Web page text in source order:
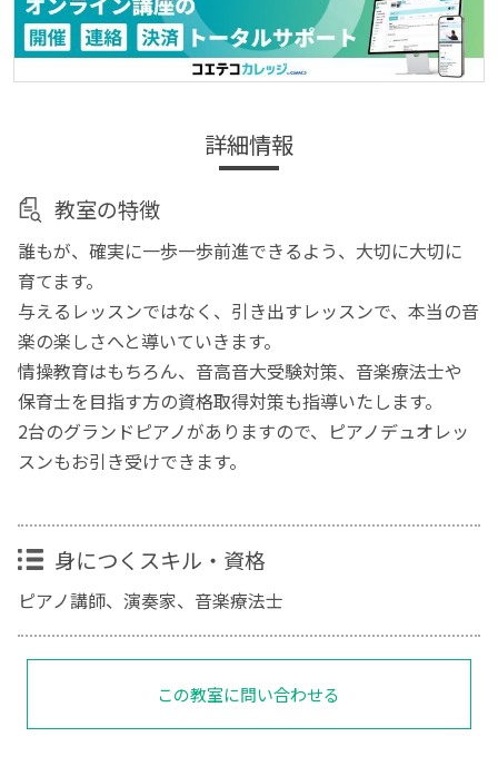
詳細情報
教室の特徴
誰もが、確実に一歩一歩前進できるよう、大切に大切に
育てます。
与えるレッスンではなく、引き出すレッスンで、本当の音
楽の楽しさへと導いていきます。
情操教育はもちろん、音高音大受験対策、音楽療法士や
保育士を目指す方の資格取得対策も指導いたします。
2台のグランドピアノがありますので、ピアノデュオレッ
スンもお引き受けできます。
身につくスキル・資格
ピアノ講師、演奏家、音楽療法士
この教室に問い合わせる